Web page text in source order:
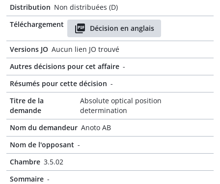
Distribution Non distribuées (D)
Téléchargement
Décision en anglais
Versions JO Aucun lien JO trouvé
Autres décisions pour cet affaire -
Résumés pour cette décision -
Titre de la
demande
Absolute optical position
determination
Nom du demandeur Anoto AB
Nom de l'opposant -
Chambre 3.5.02
Sommaire -